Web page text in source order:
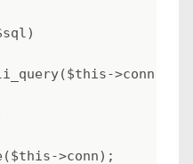
>conn,
>conn);